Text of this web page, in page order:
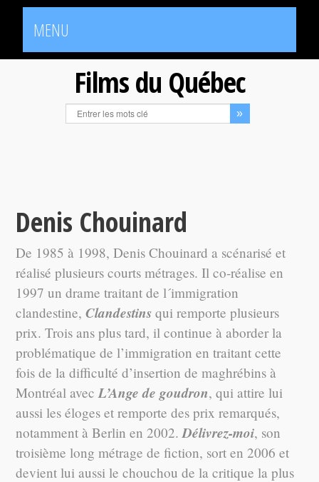
MENU
Films du Québec
Denis Chouinard
De 1985 à 1998, Denis Chouinard a scénarisé et
réalisé plusieurs courts métrages. Il co-réalise en
1997 un drame traitant de l´immigration
clandestine,Clandestins qui remporte plusieurs
prix. Trois ans plus tard, il continue à aborder la
problématique de l’immigration en traitant cette
fois de la difficulté d’insertion de maghrébins à
Montréal avecL’Ange de goudron, qui attire lui
aussi les éloges et remporte des prix remarqués,
notamment à Berlin en 2002.Délivrez-moi, son
troisième long métrage de fiction, sort en 2006 et
devient lui aussi le chouchou de la critique la plus